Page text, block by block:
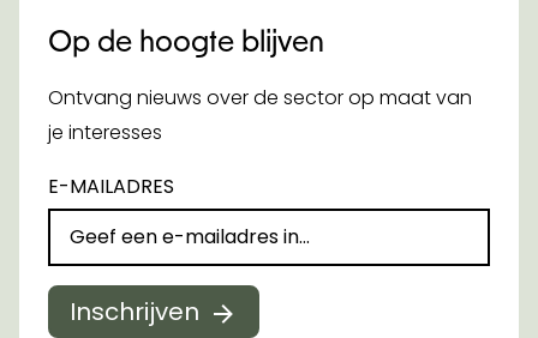
Op de hoogte blijven
Ontvang nieuws over de sector op maat van
je interesses
E-MAILADRES
Inschrijven